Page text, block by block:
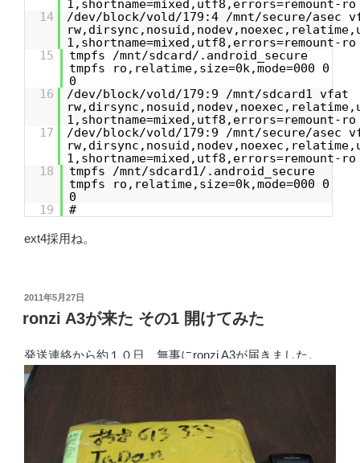
1,shortname=mixed,utf8,errors=remount-
14
/dev/block/vold/179:4 /mnt/secure/asec
1,shortname=mixed,utf8,errors=remount-
15
tmpfs /mnt/sdcard/.android_secure
tmpfs ro,relatime,size=0k,mode=000 0
0
16
/dev/block/vold/179:9 /mnt/sdcard1 vfat
1,shortname=mixed,utf8,errors=remount-
17
/dev/block/vold/179:9 /mnt/secure/asec
1,shortname=mixed,utf8,errors=remount-
18
tmpfs /mnt/sdcard1/.android_secure
tmpfs ro,relatime,size=0k,mode=000 0
0
19
#
ext4採用ね。
投
日:
2011年5月27日
ronzi A3が来た その1 開けてみた
発送連絡から約１０日、無事にronzi A3が届きました。